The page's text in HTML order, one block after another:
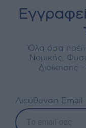
Όλα όσα
Νομικής,
Διοίκησης
Διεύθυνση Email